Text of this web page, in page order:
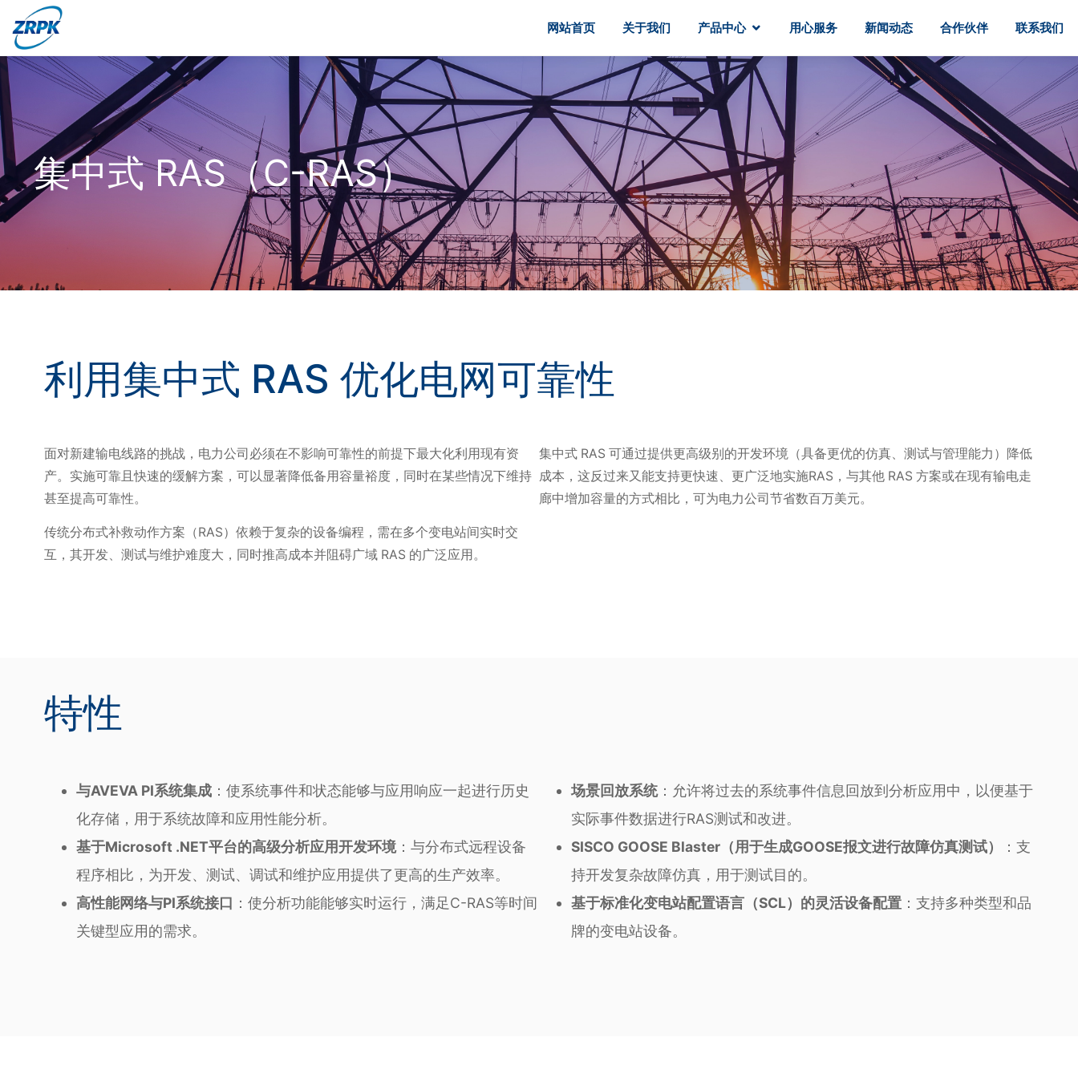
网站首页 关于我们 产品中心 用心服务 新闻动态 合作伙伴 联系我们
集中式 RAS（C-RAS）
利用集中式 RAS 优化电网可靠性
面对新建输电线路的挑战，电力公司必须在不影响可靠性的前提下最大化利用现有资
产。实施可靠且快速的缓解方案，可以显著降低备用容量裕度，同时在某些情况下维持
甚至提高可靠性。
传统分布式补救动作方案（RAS）依赖于复杂的设备编程，需在多个变电站间实时交
互，其开发、测试与维护难度大，同时推高成本并阻碍广域 RAS 的广泛应用。
集中式 RAS 可通过提供更高级别的开发环境（具备更优的仿真、测试与管理能力）降低
成本，这反过来又能支持更快速、更广泛地实施RAS，与其他 RAS 方案或在现有输电走
廊中增加容量的方式相比，可为电力公司节省数百万美元。
特性
与AVEVA PI系统集成 ：使系统事件和状态能够与应用响应一起进行历史
化存储，用于系统故障和应用性能分析。
基于Microsoft .NET平台的高级分析应用开发环境：与分布式远程设备
程序相比，为开发、测试、调试和维护应用提供了更高的生产效率。
高性能网络与PI系统接口 ：使分析功能能够实时运行，满足C-RAS等时间
关键型应用的需求。
场景回放系统：允许将过去的系统事件信息回放到分析应用中，以便基于
实际事件数据进行RAS测试和改进。
SISCO GOOSE Blaster（用于生成GOOSE报文进行故障仿真测试）
：支
持开发复杂故障仿真，用于测试目的。
基于标准化变电站配置语言（SCL）的灵活设备配置 ：支持多种类型和品
牌的变电站设备。